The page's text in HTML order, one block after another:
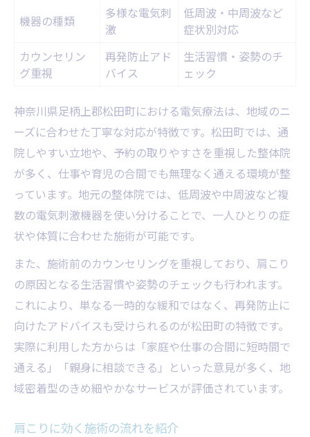
機器の種類
多様な電気刺
激
低周波・中周波など
症状別対応
カウンセリン
グ重視
再発防止アド
バイス
生活習慣・姿勢のチ
ェック
神奈川県足柄上郡松田町における電気療法は、地域のニ
ーズに合わせた丁寧な対応が特徴です。松田町では、通
院しやすい立地や、予約の取りやすさを重視した整体院
が多く、仕事や育児の合間でも無理なく通える環境が整
っています。地元の整体院では、低周波や中周波など複
数の電気刺激機器を使い分けることで、一人ひとりの症
状や体質に合わせた施術が可能です。
また、施術前のカウンセリングを重視しており、肩こり
の原因となる生活習慣や姿勢のチェックも行われます。
これにより、単なる一時的な緩和ではなく、再発防止に
向けたアドバイスも受けられるのが松田町の特徴です。
実際に利用した方からは「家庭や仕事の合間に短時間で
通える」「親身に相談できる」といった意見が多く、地
域密着型のきめ細やかなサービスが評価されています。
肩こりに効く施術の流れを紹介